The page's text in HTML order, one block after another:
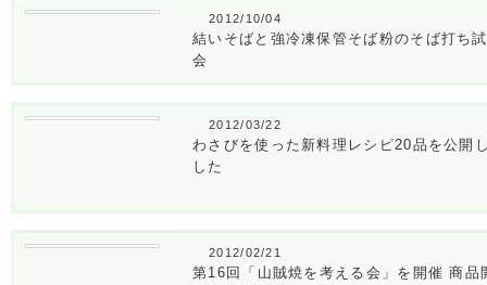
2012/10/04
結いそばと強冷凍保管そば粉のそば打ち
会
2012/03/22
わさびを使った新料理レシピ20品を公開
した
2012/02/21
第16回「山賊焼を考える会」を開催 商品